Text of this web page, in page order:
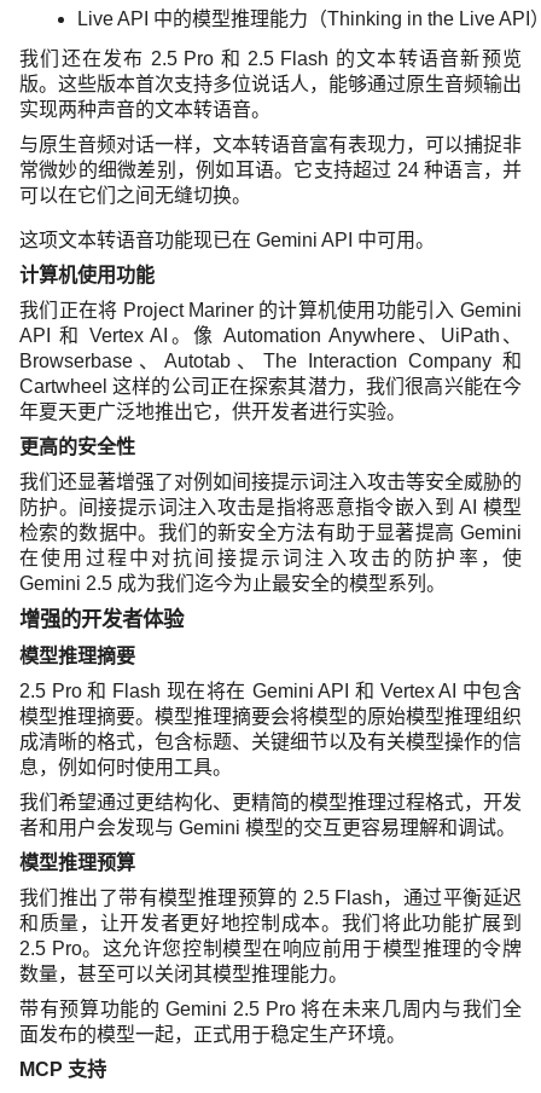
Live API 中的模型推理能力（Thinking in the Live
我们还在发布 2.5 Pro 和 2.5 Flash 的文本转语音新预览
版。这些版本首次支持多位说话人，能够通过原生音频输出
实现两种声音的文本转语音。
与原生音频对话一样，文本转语音富有表现力，可以捕捉非
常微妙的细微差别，例如耳语。它支持超过 24 种语言，并
可以在它们之间无缝切换。
这项文本转语音功能现已在 Gemini API 中可用。
计算机使用功能
我们正在将 Project Mariner 的计算机使用功能引入 Gemini
API 和 Vertex AI。像 Automation Anywhere、UiPath、
Browserbase、Autotab、The Interaction Company 和
Cartwheel 这样的公司正在探索其潜力，我们很高兴能在今
年夏天更广泛地推出它，供开发者进行实验。
更高的安全性
我们还显著增强了对例如间接提示词注入攻击等安全威胁的
防护。间接提示词注入攻击是指将恶意指令嵌入到 AI 模型
检索的数据中。我们的新安全方法有助于显著提高 Gemini
在使用过程中对抗间接提示词注入攻击的防护率，使
Gemini 2.5 成为我们迄今为止最安全的模型系列。
增强的开发者体验
模型推理摘要
2.5 Pro 和 Flash 现在将在 Gemini API 和 Vertex AI 中包含
模型推理摘要。模型推理摘要会将模型的原始模型推理组织
成清晰的格式，包含标题、关键细节以及有关模型操作的信
息，例如何时使用工具。
我们希望通过更结构化、更精简的模型推理过程格式，开发
者和用户会发现与 Gemini 模型的交互更容易理解和调试。
模型推理预算
我们推出了带有模型推理预算的 2.5 Flash，通过平衡延迟
和质量，让开发者更好地控制成本。我们将此功能扩展到
2.5 Pro。这允许您控制模型在响应前用于模型推理的令牌
数量，甚至可以关闭其模型推理能力。
带有预算功能的 Gemini 2.5 Pro 将在未来几周内与我们全
面发布的模型一起，正式用于稳定生产环境。
MCP 支持